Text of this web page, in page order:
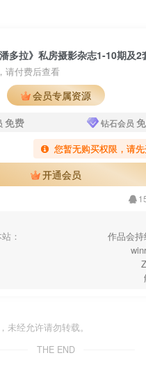
站也有的
第一期
第二期
第三期
第四期
第五期
第八期
第九期
T001 单身节特刊 第一弹
第十期
请付费后查看
会员专属资源
免费 钻石会员
您暂无购买权限，请
开通会员
：
作品会持
未经允许请勿转载。
THE END